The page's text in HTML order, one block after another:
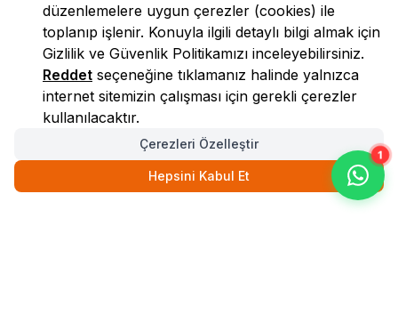
1
LokmanAVM
düzenlemelere uygun çerezler (cookies) ile
toplanıp işlenir. Konuyla ilgili detaylı bilgi almak için
Gizlilik ve Güvenlik Politikamızı inceleyebilirsiniz.
Reddet seçeneğine tıklamanız halinde yalnızca
internet sitemizin çalışması için gerekli çerezler
kullanılacaktır.
Çerezleri Özelleştir
Hepsini Kabul Et